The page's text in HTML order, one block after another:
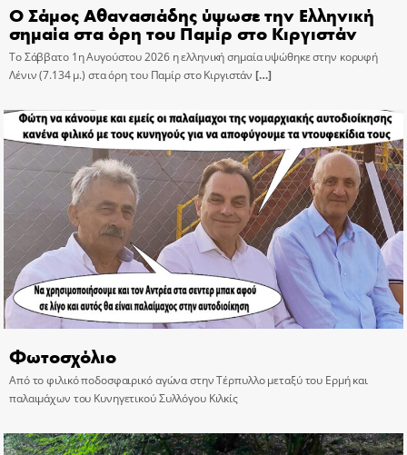
Ο Σάμος Αθανασιάδης ύψωσε την Ελληνική
σημαία στα όρη του Παμίρ στο Κιργιστάν
Το Σάββατο 1η Αυγούστου 2026 η ελληνική σημαία υψώθηκε στην κορυφή
Λένιν (7.134 μ.) στα όρη του Παμίρ στο Κιργιστάν […]
Φωτοσχόλιο
Από το φιλικό ποδοσφαιρικό αγώνα στην Τέρπυλλο μεταξύ του Ερμή και
παλαιμάχων του Κυνηγετικού Συλλόγου Κιλκίς